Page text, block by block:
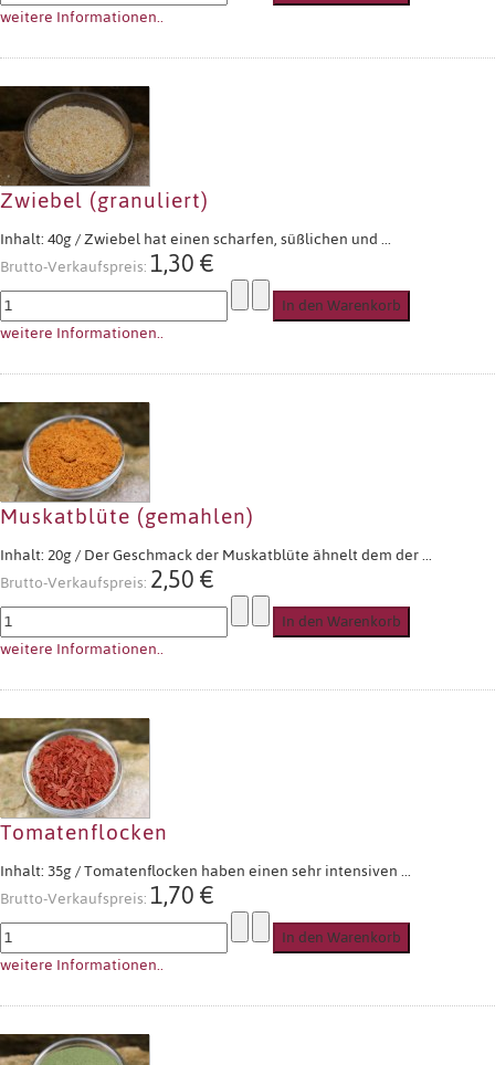
weitere Informationen..
Zwiebel (granuliert)
Inhalt: 40g / Zwiebel hat einen scharfen, süßlichen und ...
Brutto-Verkaufspreis:1,30 €
weitere Informationen..
Muskatblüte (gemahlen)
Inhalt: 20g / Der Geschmack der Muskatblüte ähnelt dem der ...
Brutto-Verkaufspreis:2,50 €
weitere Informationen..
Tomatenflocken
Inhalt: 35g / Tomatenflocken haben einen sehr intensiven ...
Brutto-Verkaufspreis:1,70 €
weitere Informationen..